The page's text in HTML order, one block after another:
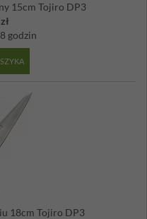
15cm Tojiro DP3
godzin
18cm Tojiro DP3